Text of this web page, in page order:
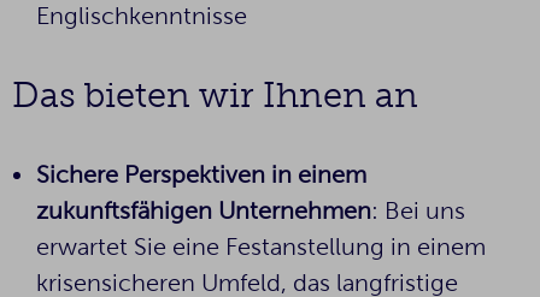
Englischkenntnisse
Das bieten wir Ihnen an
Sichere Perspektiven in einem
zukunftsfähigen Unternehmen: Bei uns
erwartet Sie eine Festanstellung in einem
krisensicheren Umfeld, das langfristige